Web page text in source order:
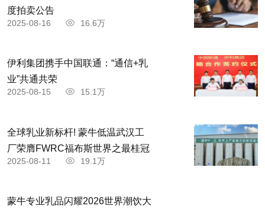
度拍卖公告
2025-08-16 16.6万
伊利集团携手中国联通：“通信+乳
业”共通共荣
2025-08-15 15.1万
全球乳业新标杆! 蒙牛低温武汉工
厂荣膺FWRC福布斯世界之最桂冠
2025-08-11 19.1万
蒙牛专业乳品闪耀2026世界潮饮大